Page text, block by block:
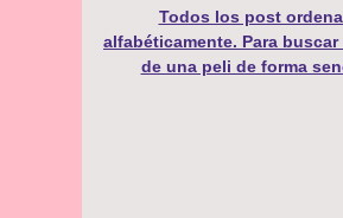
Todos los post
alfabéticamente. Para
de una peli de forma